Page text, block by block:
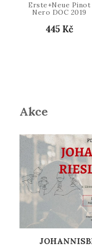
Erste+Neue Pinot
Nero DOC 2019
445 Kč
Akce